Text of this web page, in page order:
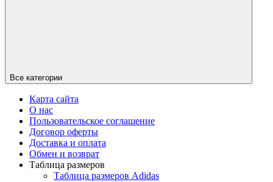
Все категории
Карта сайта
О нас
Пользовательское соглашение
Договор оферты
Доставка и оплата
Обмен и возврат
Таблица размеров
Таблица размеров Adidas